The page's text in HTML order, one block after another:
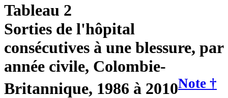
Tableau 2
Sorties de l'hôpital
consécutives à une blessure, par
année civile, Colombie-
Britannique, 1986 à 2010Note †